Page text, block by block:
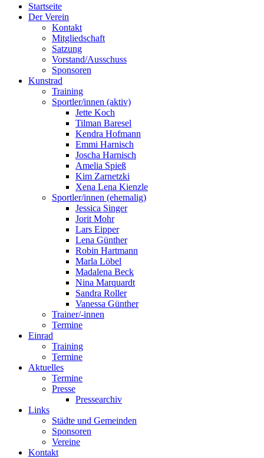
Startseite
Der Verein
Kontakt
Mitgliedschaft
Satzung
Vorstand/Ausschuss
Sponsoren
Kunstrad
Training
Sportler/innen (aktiv)
Jette Koch
Tilman Baresel
Kendra Hofmann
Emmi Harnisch
Joscha Harnisch
Amelia Spieß
Kim Zarnetzki
Xena Lena Kienzle
Sportler/innen (ehemalig)
Jessica Singer
Jorit Mohr
Lars Eipper
Lena Günther
Robin Hartmann
Marla Löbel
Madalena Beck
Nina Marquardt
Sandra Roller
Vanessa Günther
Trainer/-innen
Termine
Einrad
Training
Termine
Aktuelles
Termine
Presse
Pressearchiv
Links
Städte und Gemeinden
Sponsoren
Vereine
Kontakt